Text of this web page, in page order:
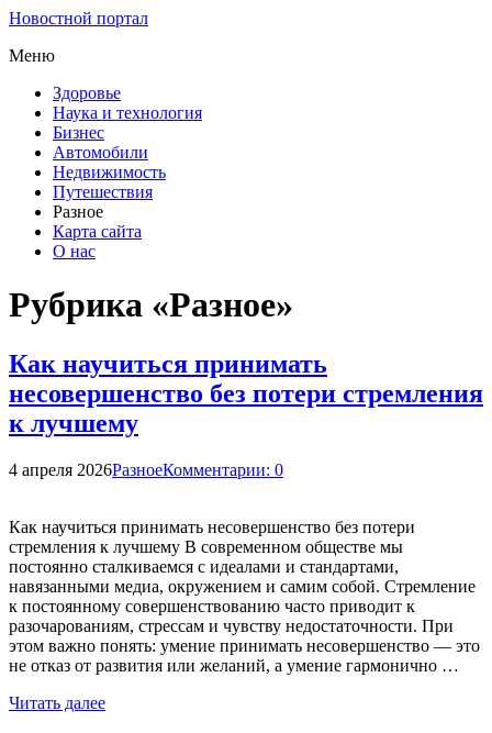
Новостной портал
Меню
Здоровье
Наука и технология
Бизнес
Автомобили
Недвижимость
Путешествия
Разное
Карта сайта
О нас
Рубрика «Разное»
Как научиться принимать
несовершенство без потери стремления
к лучшему
4 апреля 2026РазноеКомментарии: 0
Как научиться принимать несовершенство без потери
стремления к лучшему В современном обществе мы
постоянно сталкиваемся с идеалами и стандартами,
навязанными медиа, окружением и самим собой. Стремление
к постоянному совершенствованию часто приводит к
разочарованиям, стрессам и чувству недостаточности. При
этом важно понять: умение принимать несовершенство — это
не отказ от развития или желаний, а умение гармонично …
Читать далее